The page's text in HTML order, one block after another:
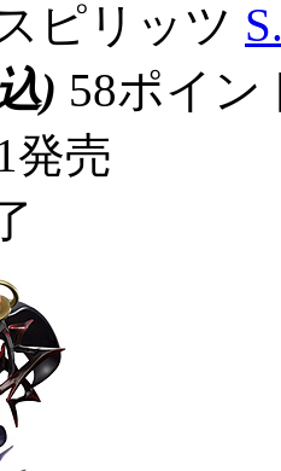
ピリッツ
) 58ポイ
発売